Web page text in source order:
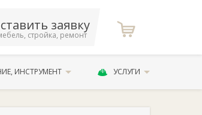
заявку
стройка, ремонт
ИНСТРУМЕНТ УСЛУГИ